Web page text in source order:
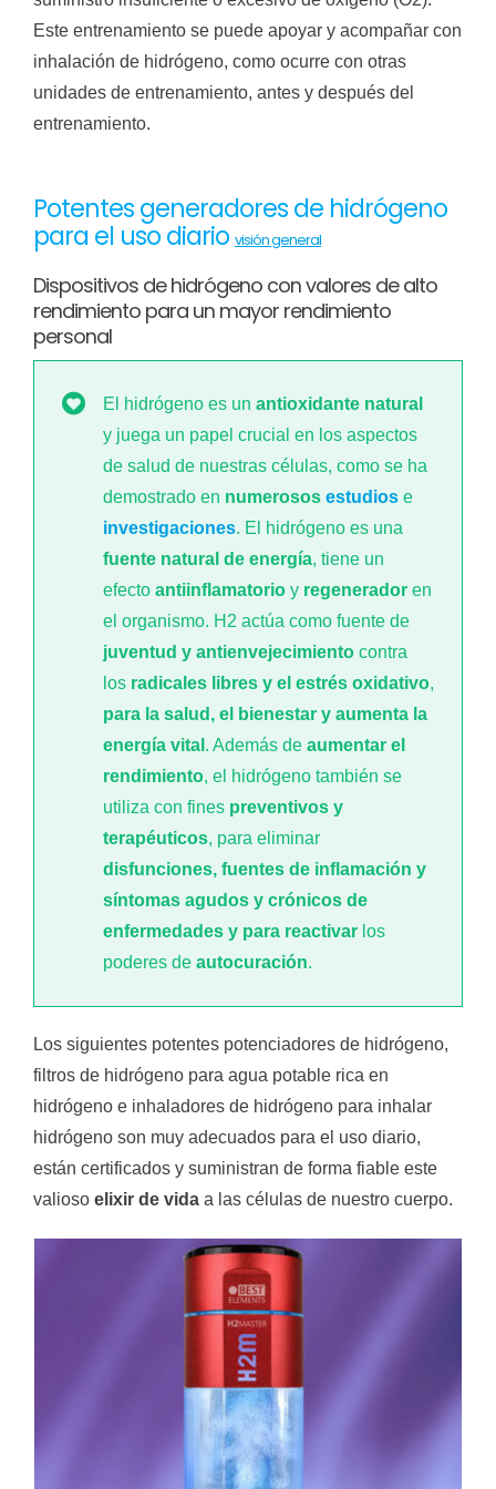
Este entrenamiento se puede apoyar y acompañar con
inhalación de hidrógeno, como ocurre con otras
unidades de entrenamiento, antes y después del
entrenamiento.
Potentes generadores de hidrógeno
para el uso diario visión general
Dispositivos de hidrógeno con valores de alto
rendimiento para un mayor rendimiento
personal
El hidrógeno es un antioxidante natural
y juega un papel crucial en los aspectos
de salud de nuestras células, como se ha
demostrado en numerosos estudiose
investigaciones. El hidrógeno es una
fuente natural de energía, tiene un
efecto antiinflamatorioy regeneradoren
el organismo. H2 actúa como fuente de
juventud y antienvejecimientocontra
los radicales libres y el estrés oxidativo,
para la salud, el bienestar y aumenta la
energía vital . Además de aumentar el
rendimiento, el hidrógeno también se
utiliza con fines preventivos y
terapéuticos, para eliminar
disfunciones, fuentes de inflamación y
síntomas agudos y crónicos de
enfermedades y para reactivarlos
poderes de autocuración.
Los siguientes potentes potenciadores de hidrógeno,
filtros de hidrógeno para agua potable rica en
hidrógeno e inhaladores de hidrógeno para inhalar
hidrógeno son muy adecuados para el uso diario,
están certificados y suministran de forma fiable este
valioso elixir de vidaa las células de nuestro cuerpo.